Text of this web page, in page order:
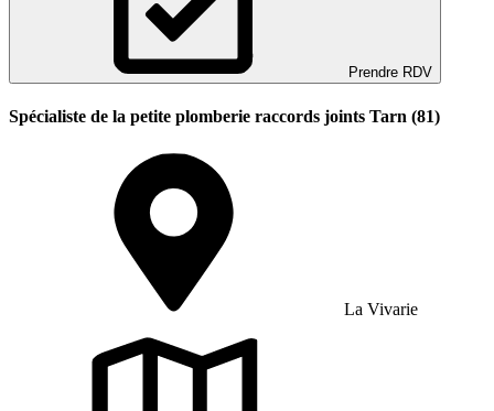
Prendre RDV
Spécialiste de la petite plomberie raccords joints Tarn (81)
La Vivarie